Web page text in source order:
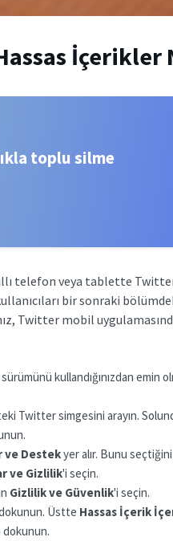
İçerikler
toplu silme
telefon veya tablette
bir sonraki
Twitter mobil
kullandığınızdan
Twitter simgesini arayın.
ve Destekyer alır. Bunu
ve Gizlilik'i seçin.
Gizlilik ve Güvenlik'i seçin.
Üstte Hassas İçerik